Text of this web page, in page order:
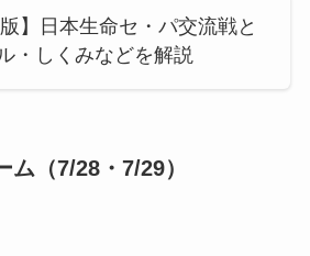
版】日本生命セ・パ交流戦と
・しくみなどを解説
（7/28・7/29）